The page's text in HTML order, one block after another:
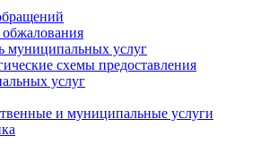
муниципальных услуг
схемы предоставления
услуг
и муниципальные услуги